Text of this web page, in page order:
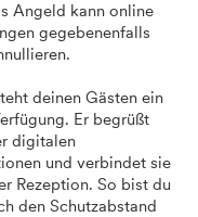
Angeld kann online
gegebenenfalls
deinen Gästen ein
Er begrüßt
digitalen
und verbindet sie
Rezeption. So bist du
den Schutzabstand